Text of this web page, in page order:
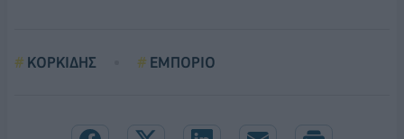
ΚΟΡΚΙΔΗΣ ΕΜΠΟΡΙΟ